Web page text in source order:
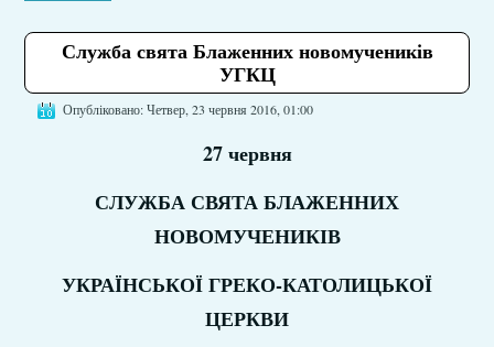
Служба свята Блаженних новомучеників
УГКЦ
Опубліковано: Четвер, 23 червня 2016, 01:00
27 червня
СЛУЖБА СВЯТА БЛАЖЕННИХ
НОВОМУЧЕНИКІВ
УКРАЇНСЬКОЇ ГРЕКО-КАТОЛИЦЬКОЇ
ЦЕРКВИ